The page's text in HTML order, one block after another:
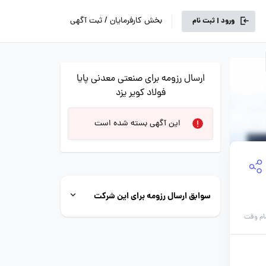
ورود | ثبت نام بخش کارفرمایان / ثبت آگهی
وقت
ارسال رزومه برای صنعتی معدنی پایا
فولاد کویر یزد
این آگهی بسته شده است
سوابق ارسال رزومه برای این شرکت